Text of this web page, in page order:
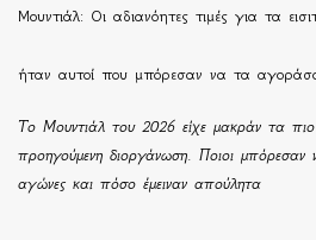
Μουντιάλ: Οι αδιανόητες τιμές για τα
ήταν αυτοί που μπόρεσαν να τα
Το Μουντιάλ του 2026 είχε μακράν τα
προηγούμενη διοργάνωση. Ποιοι
αγώνες και πόσο έμειναν απούλητα